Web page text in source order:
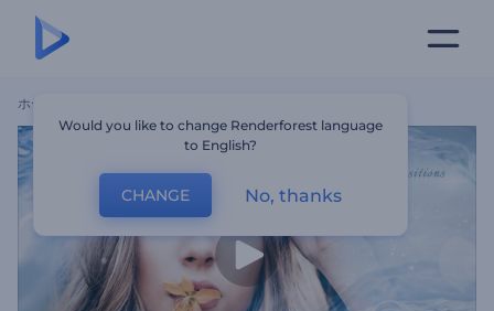
ホーム
Would you like to change Renderforest language
to English?
CHANGE No, thanks